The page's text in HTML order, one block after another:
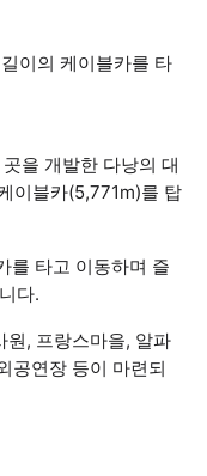
이의 케이블카를 타
을 개발한 다낭의 대
이블카(5,771m)를 탑
를 타고 이동하며 즐
다.
원, 프랑스마을, 알파
공연장 등이 마련되